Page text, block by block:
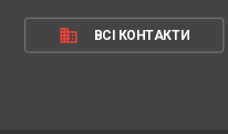
business ВСІ КОНТАКТИ